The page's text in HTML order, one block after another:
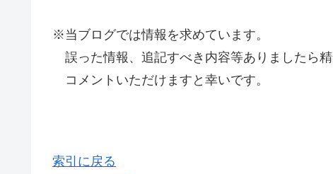
※当ブログでは情報を求めています。
誤った情報、追記すべき内容等ありましたら
コメントいただけますと幸いです。
索引に戻る